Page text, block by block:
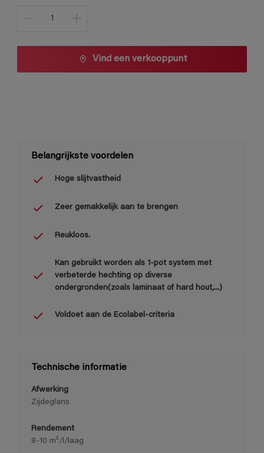
Vind een verkooppunt
Belangrijkste voordelen
Hoge slijtvastheid
Zeer gemakkelijk aan te brengen
Reukloos.
Kan gebruikt worden als 1-pot system met
verbeterde hechting op diverse
ondergronden(zoals laminaat of hard hout,...)
Voldoet aan de Ecolabel-criteria
Technische informatie
Afwerking
Zijdeglans
Rendement
8-10 m²/l/laag